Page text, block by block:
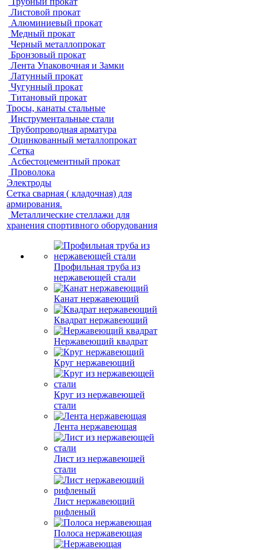
Листовой прокат
Алюминиевый прокат
Медный прокат
Черный металлопрокат
Бронзовый прокат
Лента Упаковочная и Замки
Латунный прокат
Чугунный прокат
Титановый прокат
Тросы, канаты стальные
Инструментальные стали
Трубопроводная арматура
Оцинкованный металлопрокат
Сетка
Асбестоцементный прокат
Проволока
Электроды
Сетка сварная ( кладочная) для
армирования.
Металлические стеллажи для
хранения спортивного оборудования
Профильная труба из
нержавеющей стали
Канат нержавеющий
Квадрат нержавеющий
Нержавеющий квадрат
Круг нержавеющий
Круг из нержавеющей
стали
Лента нержавеющая
Лист из нержавеющей
стали
Лист нержавеющий
рифленый
Полоса нержавеющая